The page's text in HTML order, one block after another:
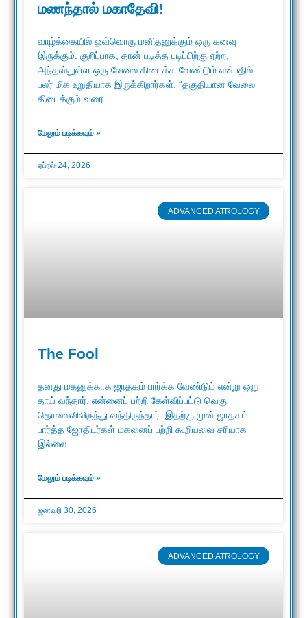
மணந்தால் மகாதேவி!
வாழ்க்கையில் ஒவ்வொரு மனிதனுக்கும் ஒரு கனவு
இருக்கும். குறிப்பாக, தான் படித்த படிப்பிற்கு ஏற்ற,
அந்தஸ்துள்ள ஒரு வேலை கிடைக்க வேண்டும் என்பதில்
பலர் மிக உறுதியாக இருக்கிறார்கள். “தகுதியான வேலை
கிடைக்கும் வரை
மேலும் படிக்கவும் »
ஏப்ரல் 24, 2026
ADVANCED ATROLOGY
The Fool
தனது மகனுக்காக ஜாதகம் பார்க்க வேண்டும் என்று ஒறு
தாய் வந்தார். என்னைப் பற்றி கேள்விப்பட்டு வெகு
தொலைவிலிருந்து வந்திருந்தார். இதற்கு முன் ஜாதகம்
பார்த்த ஜோதிடர்கள் மகனைப் பற்றி கூறியவை சரியாக
இல்லை.
மேலும் படிக்கவும் »
ஜனவரி 30, 2026
ADVANCED ATROLOGY